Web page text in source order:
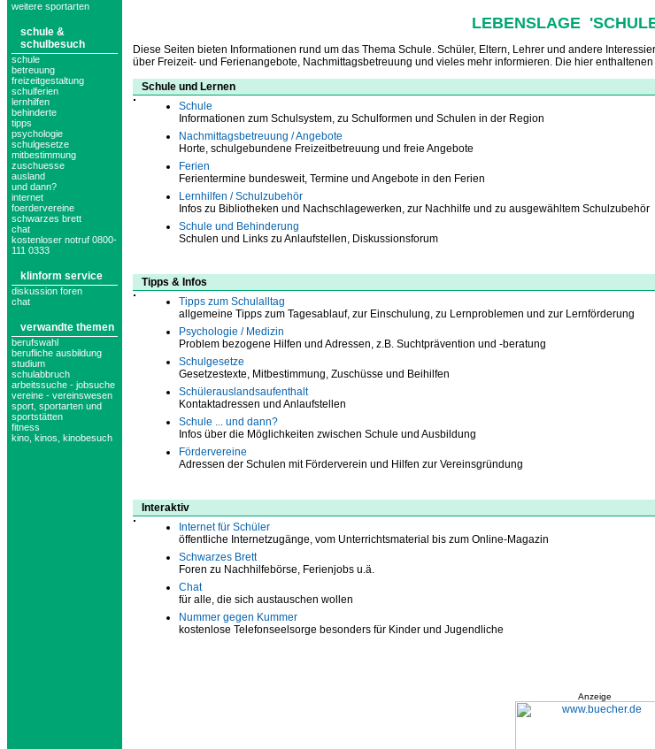
weitere sportarten
schule &
schulbesuch
schule
betreuung
freizeitgestaltung
schulferien
lernhilfen
behinderte
tipps
psychologie
schulgesetze
mitbestimmung
zuschuesse
ausland
und dann?
internet
foerdervereine
schwarzes brett
chat
kostenloser notruf 0800-
111 0333
klinform service
diskussion foren
chat
verwandte themen
berufswahl
berufliche ausbildung
studium
schulabbruch
arbeitssuche - jobsuche
vereine - vereinswesen
sport, sportarten und
sportstätten
fitness
kino, kinos, kinobesuch
LEBENSLAGE
Diese Seiten bieten Informationen rund um das Thema Schule. Schüler, Eltern, Lehrer und andere
über Freizeit- und Ferienangebote, Nachmittagsbetreuung und vieles mehr informieren. Die hier
Schule und Lernen
Schule
Informationen zum Schulsystem, zu Schulformen und Schulen in der Region
Nachmittagsbetreuung / Angebote
Horte, schulgebundene Freizeitbetreuung und freie Angebote
Ferien
Ferientermine bundesweit, Termine und Angebote in den Ferien
Lernhilfen / Schulzubehör
Infos zu Bibliotheken und Nachschlagewerken, zur Nachhilfe und zu ausgewähltem Schulzubehör
Schule und Behinderung
Schulen und Links zu Anlaufstellen, Diskussionsforum
Tipps & Infos
Tipps zum Schulalltag
allgemeine Tipps zum Tagesablauf, zur Einschulung, zu Lernproblemen und zur Lernförderung
Psychologie / Medizin
Problem bezogene Hilfen und Adressen, z.B. Suchtprävention und -beratung
Schulgesetze
Gesetzestexte, Mitbestimmung, Zuschüsse und Beihilfen
Schülerauslandsaufenthalt
Kontaktadressen und Anlaufstellen
Schule ... und dann?
Infos über die Möglichkeiten zwischen Schule und Ausbildung
Fördervereine
Adressen der Schulen mit Förderverein und Hilfen zur Vereinsgründung
Interaktiv
Internet für Schüler
öffentliche Internetzugänge, vom Unterrichtsmaterial bis zum Online-Magazin
Schwarzes Brett
Foren zu Nachhilfebörse, Ferienjobs u.ä.
Chat
für alle, die sich austauschen wollen
Nummer gegen Kummer
kostenlose Telefonseelsorge besonders für Kinder und Jugendliche
Anzeige